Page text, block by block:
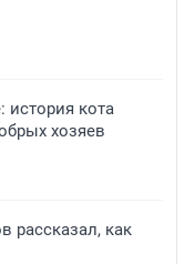
история кота
хозяев
рассказал, как